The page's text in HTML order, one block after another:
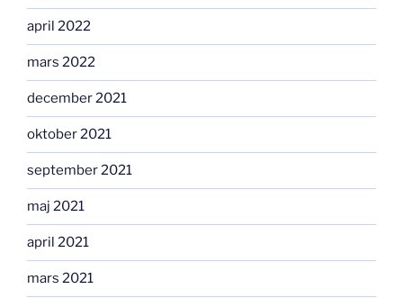
april 2022
mars 2022
december 2021
oktober 2021
september 2021
maj 2021
april 2021
mars 2021